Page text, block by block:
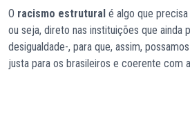
O racismo estrutural é algo que
ou seja, direto nas instituições que ainda
desigualdade-, para que, assim,
justa para os brasileiros e coerente com